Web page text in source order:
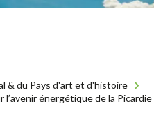
& du Pays d'art et d'histoire
énergétique de la Picardie